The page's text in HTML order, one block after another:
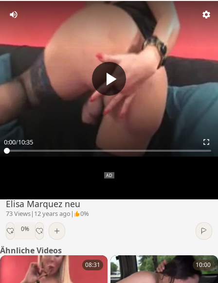
0:00/10:35
Elisa Marquez neu
73 Views| 12 years ago | 0%
0%
Ähnliche Videos
08:31 10:00